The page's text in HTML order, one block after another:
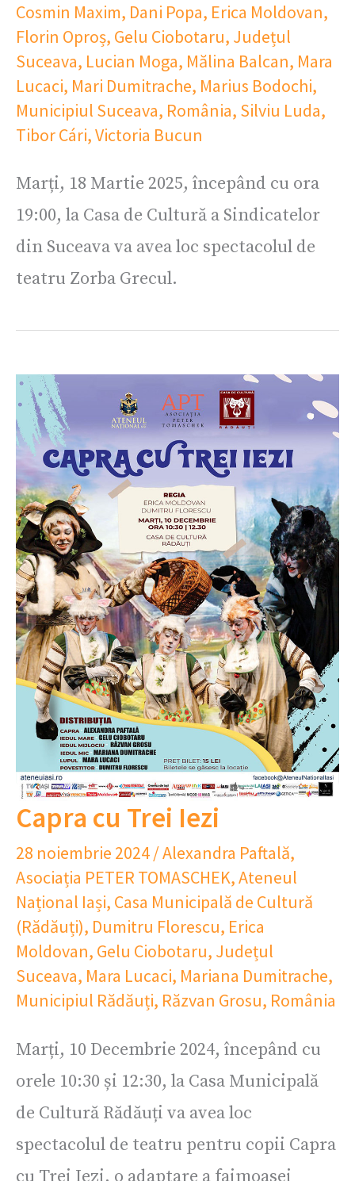
Cosmin Maxim, Dani Popa, Erica Moldovan,
Florin Oproș, Gelu Ciobotaru, Județul
Suceava, Lucian Moga, Mălina Balcan, Mara
Lucaci, Mari Dumitrache, Marius Bodochi,
Municipiul Suceava, România, Silviu Luda,
Tibor Cári,Victoria Bucun
Marți, 18 Martie 2025, începând cu ora
19:00, la Casa de Cultură a Sindicatelor
din Suceava va avea loc spectacolul de
teatru Zorba Grecul.
Capra cu Trei Iezi
28 noiembrie 2024/Alexandra Paftală,
Asociația PETER TOMASCHEK,Ateneul
Național Iași, Casa Municipală de Cultură
(Rădăuți), Dumitru Florescu, Erica
Moldovan, Gelu Ciobotaru, Județul
Suceava, Mara Lucaci, Mariana Dumitrache,
Municipiul Rădăuți, Răzvan Grosu, România
Marți, 10 Decembrie 2024, începând cu
orele 10:30 și 12:30, la Casa Municipală
de Cultură Rădăuți va avea loc
spectacolul de teatru pentru copii Capra
cu Trei Iezi, o adaptare a faimoasei